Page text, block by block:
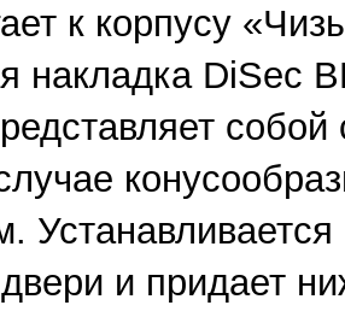
к корпусу
накладка DiSec
собой
и придает